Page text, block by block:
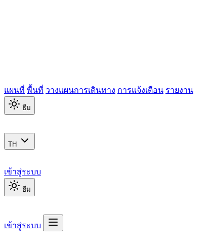
แผนที่ พื้นที่ วางแผนการเดินทาง การแจ้งเตือน รายงาน
ธีม
TH
เข้าสู่ระบบ
ธีม
เข้าสู่ระบบ